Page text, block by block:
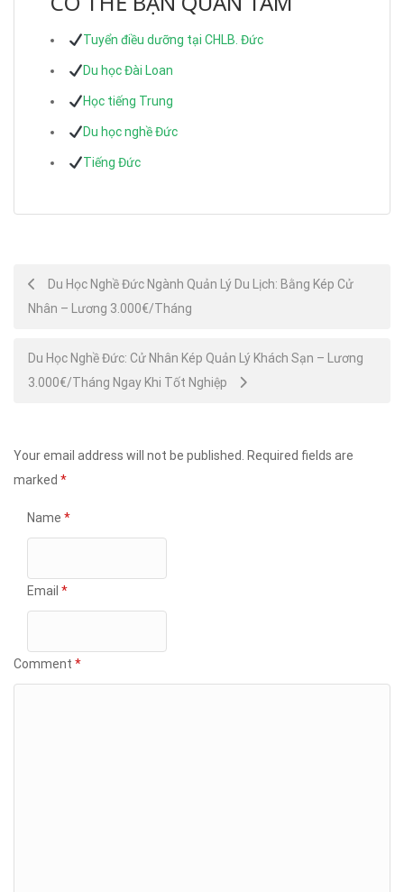
Tuyển điều dưỡng tại CHLB. Đức
Du học Đài Loan
Học tiếng Trung
Du học nghề Đức
Tiếng Đức
Post
navigation
Du Học Nghề Đức Ngành Quản Lý Du Lịch: Bằng Kép Cử
Nhân – Lương 3.000€/Tháng
Du Học Nghề Đức: Cử Nhân Kép Quản Lý Khách Sạn – Lương
3.000€/Tháng Ngay Khi Tốt Nghiệp
Your email address will not be published. Required fields are
marked *
Name *
Email *
Comment *